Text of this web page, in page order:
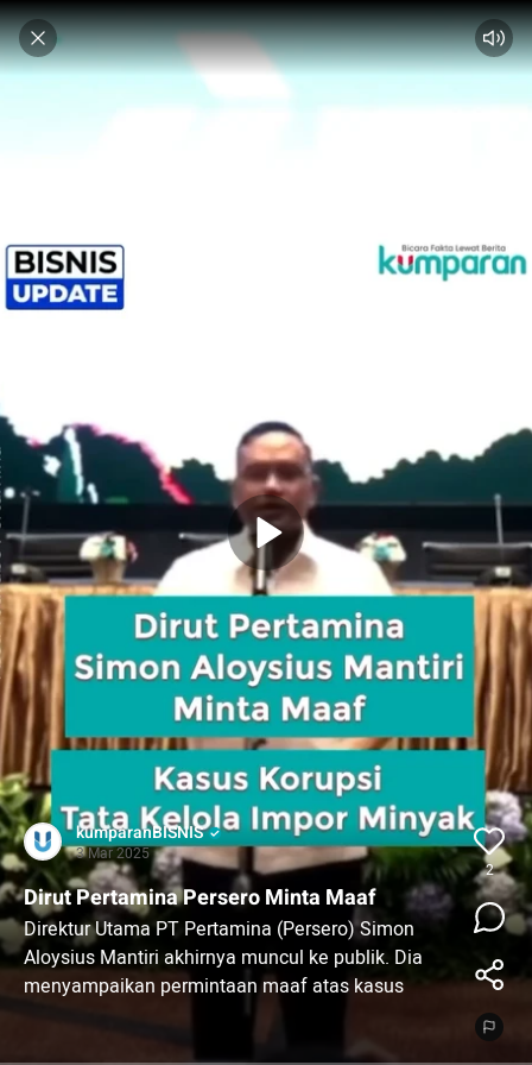
kumparanBISNIS
3 Mar 2025
Dirut Pertamina Persero Minta Maaf
Direktur Utama PT Pertamina (Persero) Simon
Aloysius Mantiri akhirnya muncul ke publik. Dia
menyampaikan permintaan maaf atas kasus
korupsi tata kelola minyak dan BBM yang tengah
2